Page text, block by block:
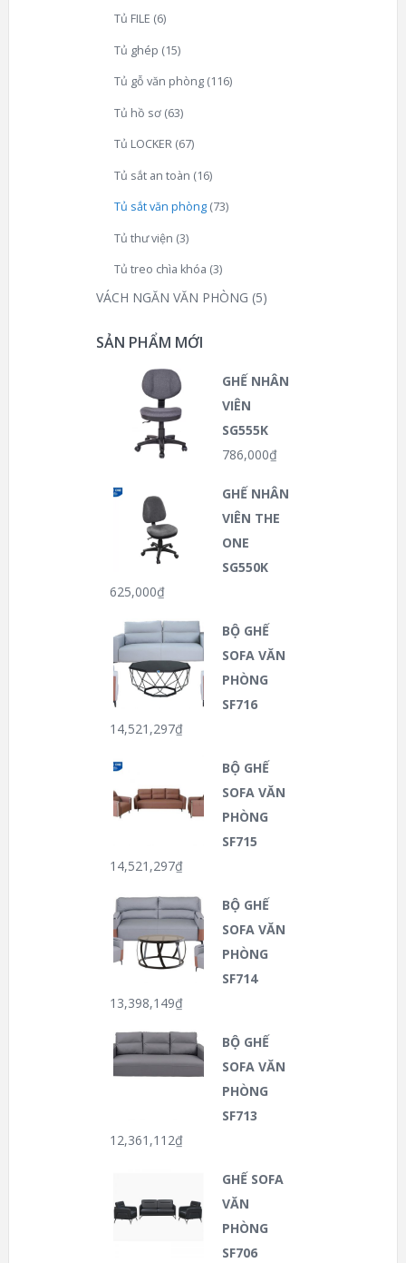
Tủ FILE (6)
Tủ ghép (15)
Tủ gỗ văn phòng (116)
Tủ hồ sơ (63)
Tủ LOCKER (67)
Tủ sắt an toàn (16)
Tủ sắt văn phòng (73)
Tủ thư viện (3)
Tủ treo chìa khóa (3)
VÁCH NGĂN VĂN PHÒNG (5)
SẢN PHẨM MỚI
GHẾ NHÂN
VIÊN
SG555K
786,000₫
GHẾ NHÂN
VIÊN THE
ONE
SG550K
625,000₫
BỘ GHẾ
SOFA VĂN
PHÒNG
SF716
14,521,297₫
BỘ GHẾ
SOFA VĂN
PHÒNG
SF715
14,521,297₫
BỘ GHẾ
SOFA VĂN
PHÒNG
SF714
13,398,149₫
BỘ GHẾ
SOFA VĂN
PHÒNG
SF713
12,361,112₫
GHẾ SOFA
VĂN
PHÒNG
SF706